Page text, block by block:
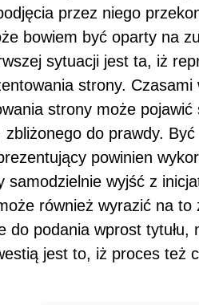
przez niego
bowiem być oparty na
sytuacji jest ta, iż
strony.
strony może pojawić
zbliżonego do prawdy.
powinien
samodzielnie wyjść z
również wyrazić na to
do podania wprost
jest to, iż proces też